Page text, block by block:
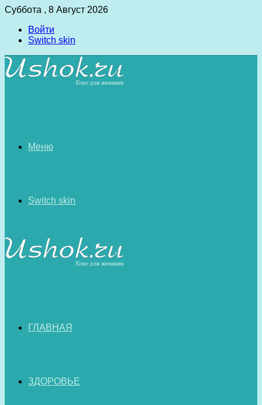
Суббота , 8 Август 2026
Войти
Switch skin
Меню
Switch skin
ГЛАВНАЯ
ЗДОРОВЬЕ